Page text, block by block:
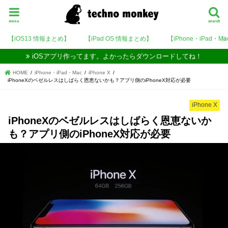
search
menu
【iOS13 情報まとめ】 【iPad OS 情報まとめ】 【iPhone・iPad・
iOSアプリ作ってます。よかったらダウンロードしてね！
HOME iPhone・iPad・Mac
iPhone X
iPhoneXのベゼルレスはしばらく恩恵ないかも？アプリ側のiPhoneX対応が必要
iPhone X
iPhoneXのベゼルレスはしばらく恩恵ないか
も？アプリ側のiPhoneX対応が必要